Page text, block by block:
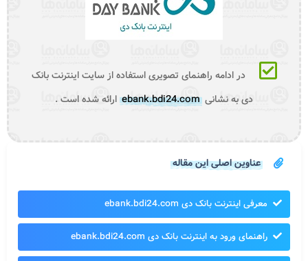
در ادامه راهنمای تصویری استفاده از سایت اینترنت بانک
دی به نشانی ebank.bdi24.comارائه شده است .
عناوین اصلی این مقاله
معرفی اینترنت بانک دی ebank.bdi24.com
راهنمای ورود به اینترنت بانک دی ebank.bdi24.com